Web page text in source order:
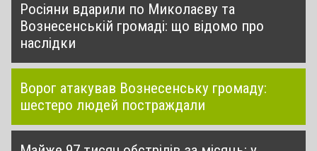
Росіяни вдарили по Миколаєву та
Вознесенській громаді: що відомо про
наслідки
Ворог атакував Вознесенську громаду:
шестеро людей постраждали